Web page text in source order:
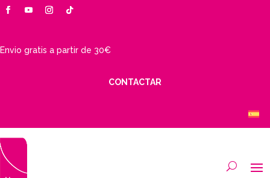
Envio gratis a partir de 30€
CONTACTAR